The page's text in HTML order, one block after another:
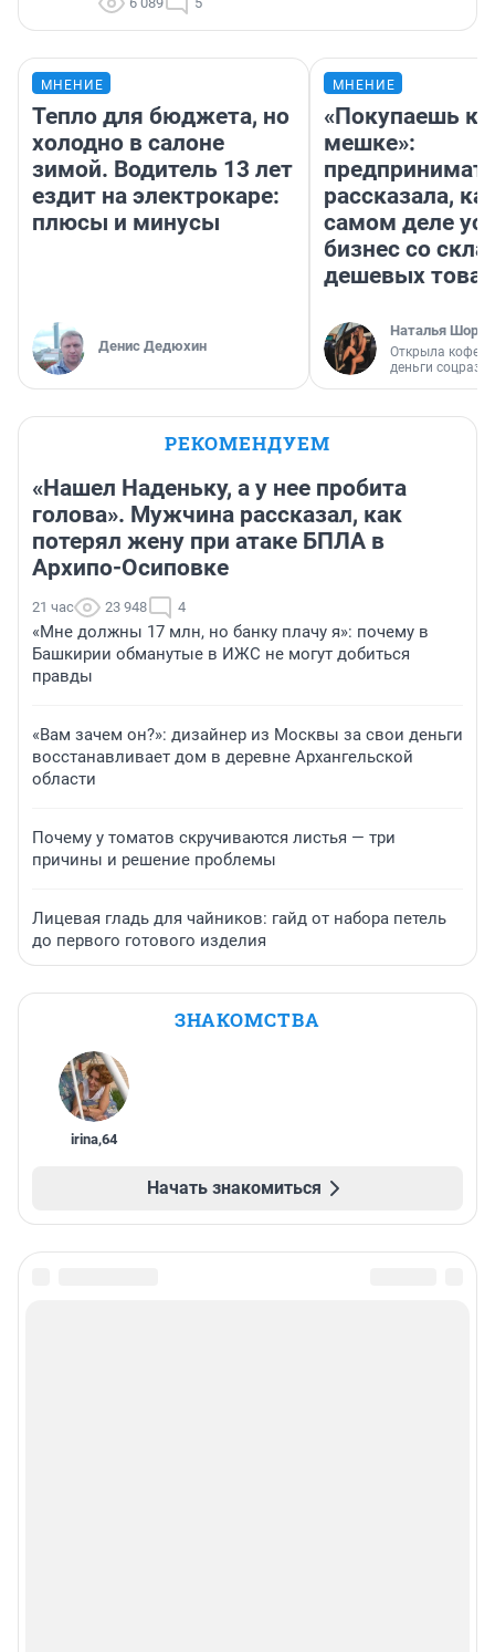
МНЕНИЕ
Тепло для бюджета, но
холодно в салоне
зимой. Водитель 13 лет
ездит на электрокаре:
плюсы и минусы
Денис Дедюхин
МНЕНИЕ
«Покупаешь
мешке»:
рассказала,
самом деле
бизнес со
дешевых
Наталья
Открыла
деньги
РЕКОМЕНДУЕМ
«Нашел Наденьку, а у нее пробита
голова». Мужчина рассказал, как
потерял жену при атаке БПЛА в
Архипо-Осиповке
21 час 23 948 4
«Мне должны 17 млн, но банку плачу я»: почему в
Башкирии обманутые в ИЖС не могут добиться
правды
«Вам зачем он?»: дизайнер из Москвы за свои деньги
восстанавливает дом в деревне Архангельской
области
Почему у томатов скручиваются листья — три
причины и решение проблемы
Лицевая гладь для чайников: гайд от набора петель
до первого готового изделия
ЗНАКОМСТВА
irina,64
Начать знакомиться